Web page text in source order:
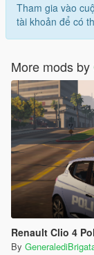
Tham gia vào
tài khoản để có
More mods by
Renault Clio 4
By